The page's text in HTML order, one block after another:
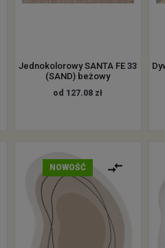
Jednokolorowy SANTA FE 33
(SAND) beżowy
od 127.08 zł
NOWOŚĆ